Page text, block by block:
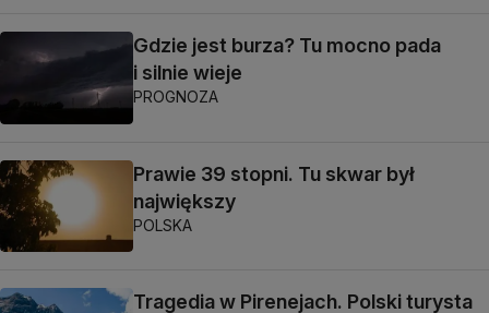
Gdzie jest burza? Tu mocno pada
i silnie wieje
PROGNOZA
Prawie 39 stopni. Tu skwar był
największy
POLSKA
Tragedia w Pirenejach. Polski turysta